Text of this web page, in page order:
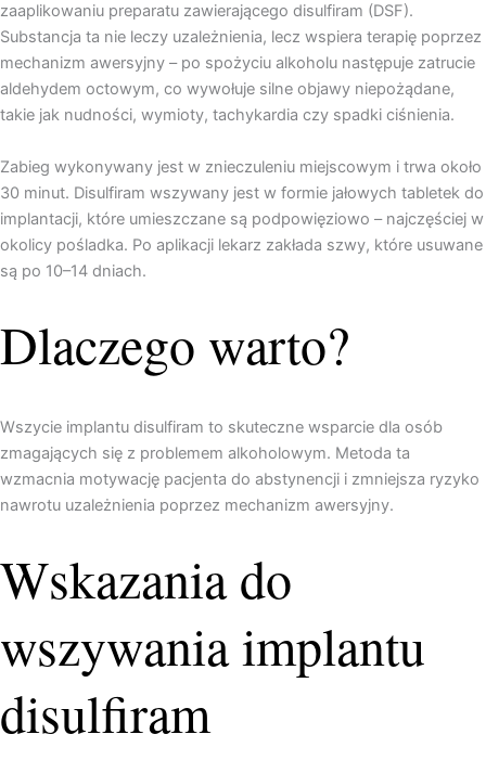
zaaplikowaniu preparatu zawierającego disulfiram (DSF).
Substancja ta nie leczy uzależnienia, lecz wspiera terapię poprzez
mechanizm awersyjny – po spożyciu alkoholu następuje zatrucie
aldehydem octowym, co wywołuje silne objawy niepożądane,
takie jak nudności, wymioty, tachykardia czy spadki ciśnienia.
Zabieg wykonywany jest w znieczuleniu miejscowym i trwa około
30 minut. Disulfiram wszywany jest w formie jałowych tabletek do
implantacji, które umieszczane są podpowięziowo – najczęściej w
okolicy pośladka. Po aplikacji lekarz zakłada szwy, które usuwane
są po 10–14 dniach.
Dlaczego warto?
Wszycie implantu disulfiram to skuteczne wsparcie dla osób
zmagających się z problemem alkoholowym. Metoda ta
wzmacnia motywację pacjenta do abstynencji i zmniejsza ryzyko
nawrotu uzależnienia poprzez mechanizm awersyjny.
Wskazania do
wszywania implantu
disulfiram